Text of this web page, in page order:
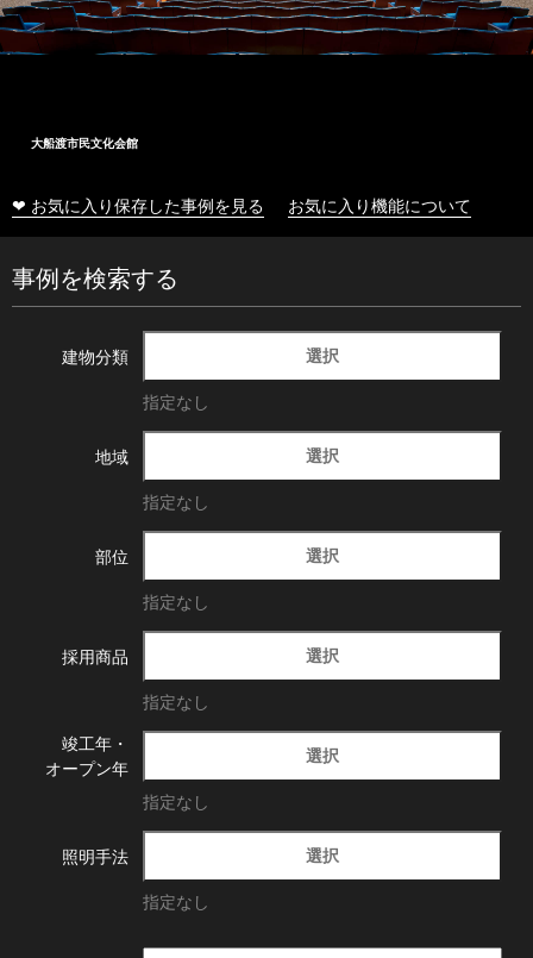
大船渡市民文化会館
❤ お気に入り保存した事例を見る お気に入り機能について
事例を検索する
建物分類 選択
指定なし
地域 選択
指定なし
部位 選択
指定なし
採用商品 選択
指定なし
竣工年・
オープン年
選択
指定なし
照明手法 選択
指定なし